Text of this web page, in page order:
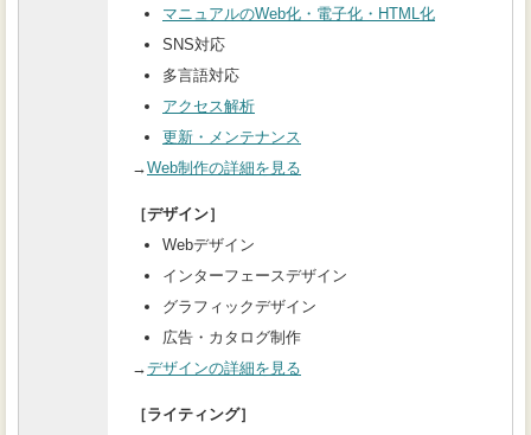
マニュアルのWeb化・電子化・HTML化
SNS対応
多言語対応
アクセス解析
更新・メンテナンス
→Web制作の詳細を見る
［デザイン］
Webデザイン
インターフェースデザイン
グラフィックデザイン
広告・カタログ制作
→デザインの詳細を見る
［ライティング］